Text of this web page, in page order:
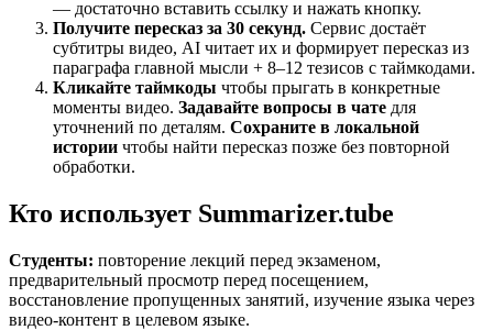
— достаточно вставить ссылку и нажать кнопку.
Получите пересказ за 30 секунд. Сервис достаёт
субтитры видео, AI читает их и формирует пересказ из
параграфа главной мысли + 8–12 тезисов с таймкодами.
Кликайте таймкоды чтобы прыгать в конкретные
моменты видео. Задавайте вопросы в чате для
уточнений по деталям. Сохраните в локальной
истории чтобы найти пересказ позже без повторной
обработки.
Кто использует Summarizer.tube
Студенты: повторение лекций перед экзаменом,
предварительный просмотр перед посещением,
восстановление пропущенных занятий, изучение языка через
видео-контент в целевом языке.